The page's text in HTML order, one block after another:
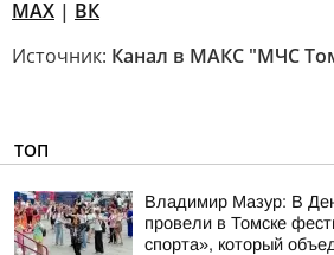
MAX | ВК
Источник: Канал в МАКС "МЧС
ТОП
Владимир Мазур: В
провели в Томске
спорта», который